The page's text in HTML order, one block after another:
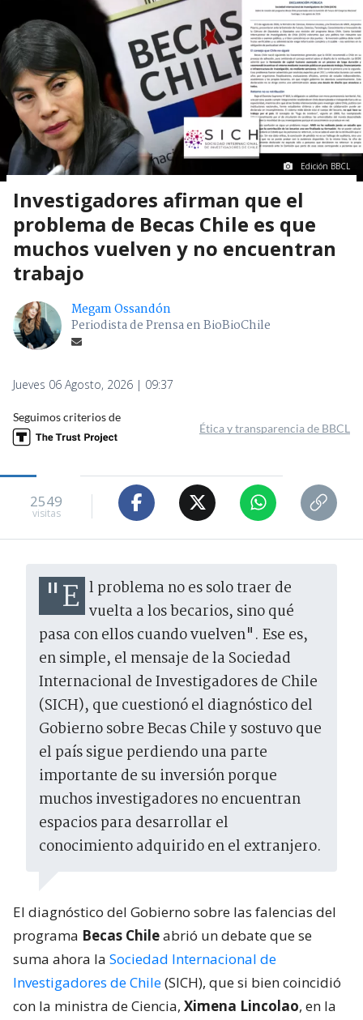
Edición BBCL
Investigadores afirman que el
problema de Becas Chile es que
muchos vuelven y no encuentran
trabajo
Megam Ossandón
Periodista de Prensa en BioBioChile
Jueves 06 Agosto, 2026 | 09:37
Seguimos criterios de
Ética y transparencia de BBCL
2549
visitas
"El problema no es solo traer de vuelta a los becarios, sino qué
pasa con ellos cuando vuelven". Ese es,
en simple, el mensaje de la Sociedad
Internacional de Investigadores de Chile
(SICH), que cuestionó el diagnóstico del
Gobierno sobre Becas Chile y sostuvo que
el país sigue perdiendo una parte
importante de su inversión porque
muchos investigadores no encuentran
espacios para desarrollar el
conocimiento adquirido en el extranjero.
El diagnóstico del Gobierno sobre las falencias del
programa Becas Chileabrió un debate que se
suma ahora la Sociedad Internacional de
Investigadores de Chile(SICH), que si bien coincidió
con la ministra de Ciencia, Ximena Lincolao, en la